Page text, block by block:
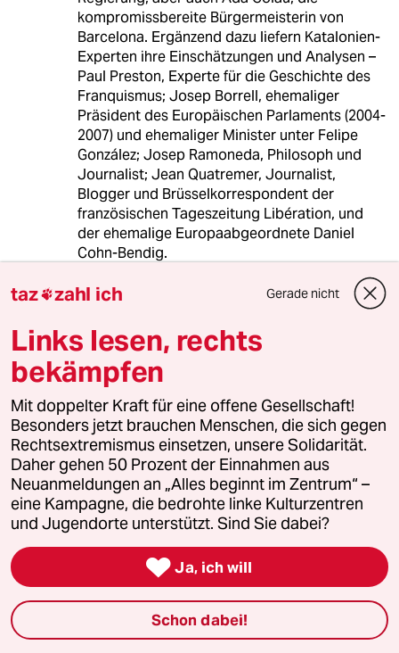
kompromissbereite Bürgermeisterin von
Barcelona. Ergänzend dazu liefern Katalonien-
Experten ihre Einschätzungen und Analysen –
Paul Preston, Experte für die Geschichte des
Franquismus; Josep Borrell, ehemaliger
Präsident des Europäischen Parlaments (2004-
2007) und ehemaliger Minister unter Felipe
González; Josep Ramoneda, Philosoph und
Journalist; Jean Quatremer, Journalist,
Blogger und Brüsselkorrespondent der
französischen Tageszeitung Libération, und
der ehemalige Europaabgeordnete Daniel
Cohn-Bendig.
Laut Aristoteles ist eine Demokratie die beste
gewählt werden und es nach dem Gesetze
zugeht! Sonst herrschen die Demagogen.
D DiMa
03.04.2018,20:33 Uhr
Der genannte Aktivist übersieht, dass im
Rahmen der Prüfung der Voraussetzungen des
Europäischen Haftbefehls Fragen zum
Justizsystem des anfragenden Landes gerade
nicht zu prüfen sind.
Die gesamte politische Argumentation geht
daher vollkommen ins Leere. Liegen die
Voraussetzungen nicht vor, wird freigelassen,
andernfalls wird ausgeliefert und der Rest ist
taz zahl ich Gerade nicht
Links lesen, rechts
bekämpfen
Mit doppelter Kraft für eine offene Gesellschaft!
Besonders jetzt brauchen Menschen, die sich gegen
Rechtsextremismus einsetzen, unsere Solidarität.
Daher gehen 50 Prozent der Einnahmen aus
Neuanmeldungen an „Alles beginnt im Zentrum“ –
eine Kampagne, die bedrohte linke Kulturzentren
und Jugendorte unterstützt. Sind Sie dabei?
 Ja, ich will
Schon dabei!